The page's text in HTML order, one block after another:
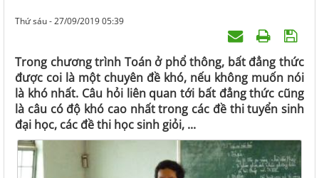
Thứ sáu - 27/09/2019 05:39
Trong chương trình Toán ở phổ thông, bất đẳng thức
được coi là một chuyên đề khó, nếu không muốn nói
là khó nhất. Câu hỏi liên quan tới bất đẳng thức cũng
là câu có độ khó cao nhất trong các đề thi tuyển sinh
đại học, các đề thi học sinh giỏi, ...